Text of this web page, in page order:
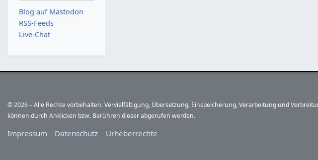
Blog auf Mastodon
RSS-Feeds
Live-Chat
© 2026 – Alle Rechte vorbehalten. Vervielfältigung, Übersetzung, Einspeicherung, Verarbeitung und
können durch Anklicken bzw. Berühren dieser abgerufen werden.
Impressum Datenschutz Urheberrechte